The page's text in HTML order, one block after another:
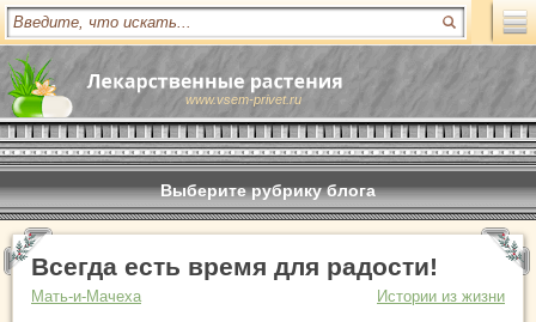
www.vsem-privet.ru
Выберите рубрику блога
Всегда есть время для радости!
Мать-и-Мачеха
Истории из жизни